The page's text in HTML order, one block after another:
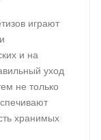
играют
и на
уход
не только
хранимых